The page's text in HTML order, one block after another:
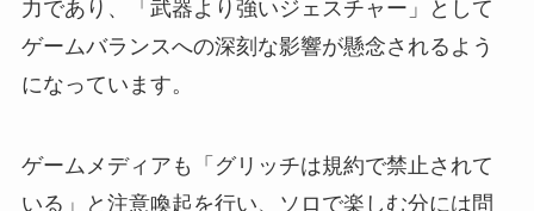
力であり、「武器より強いジェスチャー」として
ゲームバランスへの深刻な影響が懸念されるよう
になっています。
ゲームメディアも「グリッチは規約で禁止されて
いる」と注意喚起を行い、ソロで楽しむ分には問